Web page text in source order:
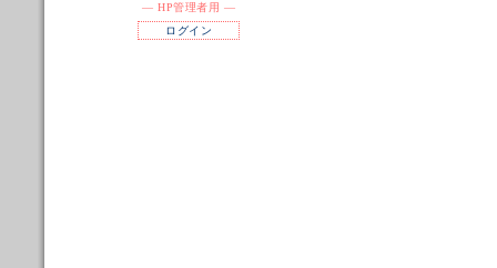
― HP管理者用 ―
ログイン